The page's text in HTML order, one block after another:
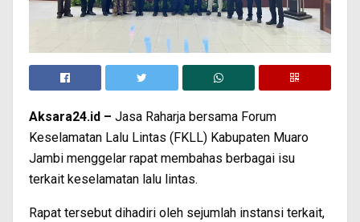
Aksara24.id – Jasa Raharja bersama Forum
Keselamatan Lalu Lintas (FKLL) Kabupaten Muaro
Jambi menggelar rapat membahas berbagai isu
terkait keselamatan lalu lintas.
Rapat tersebut dihadiri oleh sejumlah instansi terkait,